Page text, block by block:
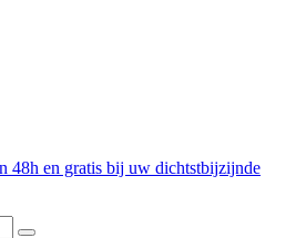
48h en gratis bij uw dichtstbijzijnde